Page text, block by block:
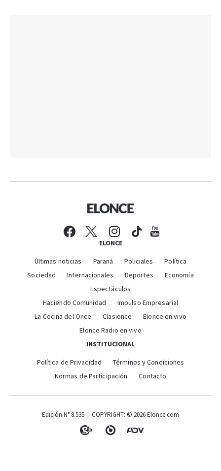
ELONCE
Últimas noticias Paraná Policiales
Política
Sociedad
Internacionales Deportes
Economía
Espectáculos
Haciendo Comunidad
Impulso Empresarial
La Cocina del Once
Clasionce
Elonce en vivo
Elonce Radio en vivo
INSTITUCIONAL
Política de Privacidad
Términos y Condiciones
Normas de Participación
Contacto
Edición N° 8.535 | COPYRIGHT: © 2026 Elonce.com